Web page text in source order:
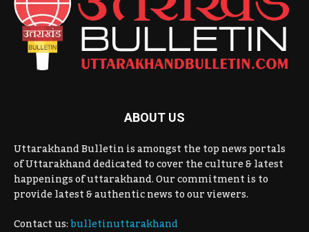
ABOUT US
Uttarakhand Bulletin is amongst the top news portals
of Uttarakhand dedicated to cover the culture & latest
happenings of uttarakhand. Our commitment is to
provide latest & authentic news to our viewers.
Contact us:bulletinuttarakhand